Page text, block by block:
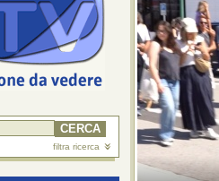
filtra ricerca